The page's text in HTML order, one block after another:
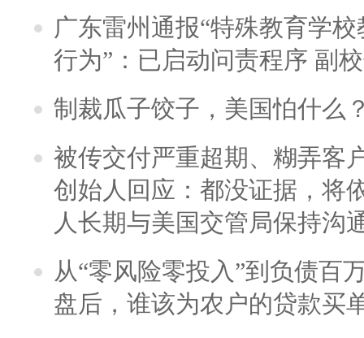
广东雷州通报“特殊教育学
行为”：已启动问责程序 副
制裁瓜子饺子，美国怕什么
被传交付严重超期、糊弄客
创始人回应：都没证据，将
人长期与美国交管局保持沟
从“零风险零投入”到负债百
盘后，谁该为农户的贷款买